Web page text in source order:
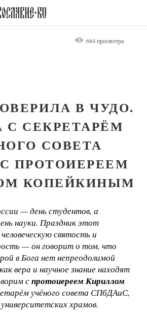
684 просмотра
В ЧУДО.
С СЕКРЕТАРЁМ
СОВЕТА
ПРОТОИЕРЕЕМ
КОПЕЙКИНЫМ
— день студентов, а
науки. Праздник этот
святость и
— он говорит о том, что
в Бога нет непреодолимой
вера и научное знание находят
спротоиереем Кириллом
учёного совета СПбДАиС,
храмов.